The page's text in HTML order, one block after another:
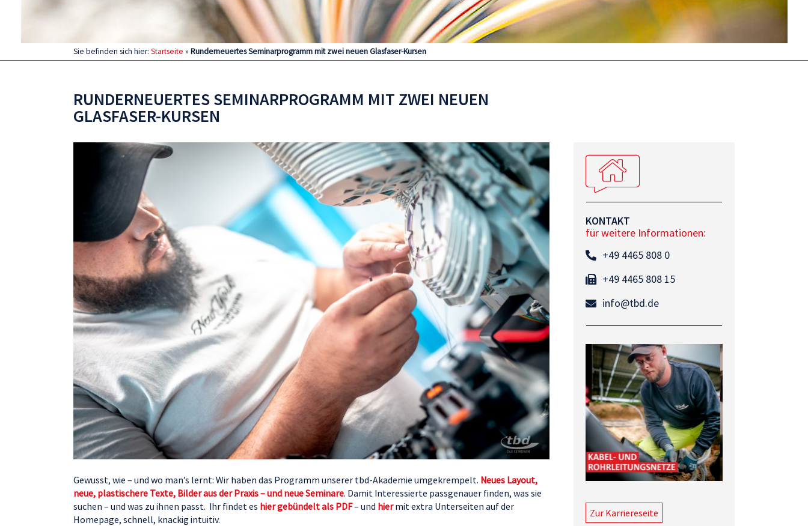
Sie befinden sich hier: Startseite » Runderneuertes Seminarprogramm mit zwei neuen Glasfaser-Kursen
RUNDERNEUERTES SEMINARPROGRAMM MIT ZWEI NEUEN
GLASFASER-KURSEN
Gewusst, wie – und wo man’s lernt: Wir haben das Programm unserer tbd-Akademie umgekrempelt. Neues Layout,
neue, plastischere Texte, Bilder aus der Praxis – und neue Seminare. Damit Interessierte passgenauer finden, was sie
suchen – und was zu ihnen passt. Ihr findet es hier gebündelt als PDF– und hier mit extra Unterseiten auf der
Homepage, schnell, knackig intuitiv.
KONTAKT
für weitere Informationen:
+49 4465 808 0
+49 4465 808 15
info@tbd.de
Zur Karriereseite